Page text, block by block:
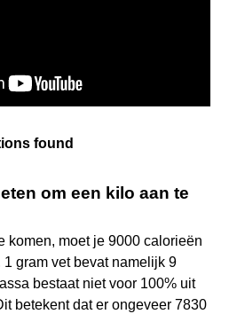
found
om een kilo aan te
komen, moet je 9000 calorieën
gram vet bevat namelijk 9
bestaat niet voor 100% uit
betekent dat er ongeveer 7830